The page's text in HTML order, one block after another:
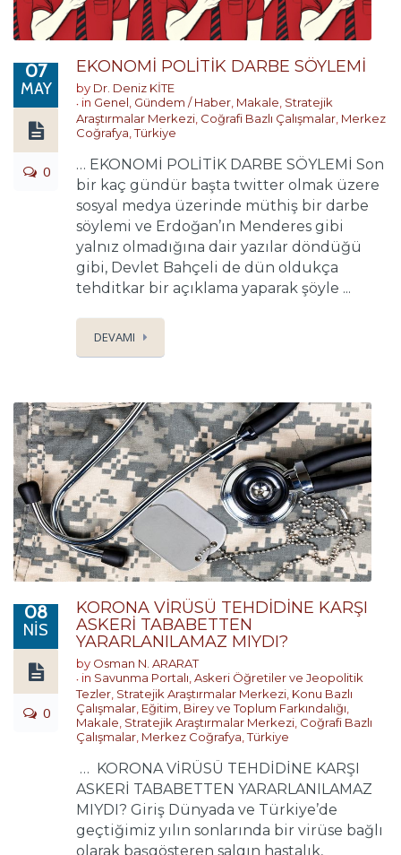
07
MAY
0
EKONOMİ POLİTİK DARBE SÖYLEMİ
by Dr. Deniz KİTE
in Genel Gündem / Haber Makale Stratejik
Araştırmalar Merkezi Coğrafi Bazlı Çalışmalar Merkez
Coğrafya ,Türkiye
… EKONOMİ POLİTİK DARBE SÖYLEMİ Son
bir kaç gündür başta twitter olmak üzere
sosyal medya üzerinde müthiş bir darbe
söylemi ve Erdoğan’ın Menderes gibi
yalnız olmadığına dair yazılar döndüğü
gibi, Devlet Bahçeli de dün oldukça
tehditkar bir açıklama yaparak şöyle ...
DEVAMI
08
NIS
0
KORONA VİRÜSÜ TEHDİDİNE KARŞI
ASKERİ TABABETTEN
YARARLANILAMAZ MIYDI?
by Osman N. ARARAT
in Savunma Portalı Askeri Öğretiler ve Jeopolitik
Tezler Stratejik Araştırmalar Merkezi Konu Bazlı
Çalışmalar Eğitim, Birey ve Toplum Farkındalığı
Makale Stratejik Araştırmalar Merkezi Coğrafi Bazlı
Çalışmalar Merkez Coğrafya ,Türkiye
… KORONA VİRÜSÜ TEHDİDİNE KARŞI
ASKERİ TABABETTEN YARARLANILAMAZ
MIYDI? Giriş Dünyada ve Türkiye’de
geçtiğimiz yılın sonlarında bir virüse bağlı
olarak başgösteren salgın hastalık,